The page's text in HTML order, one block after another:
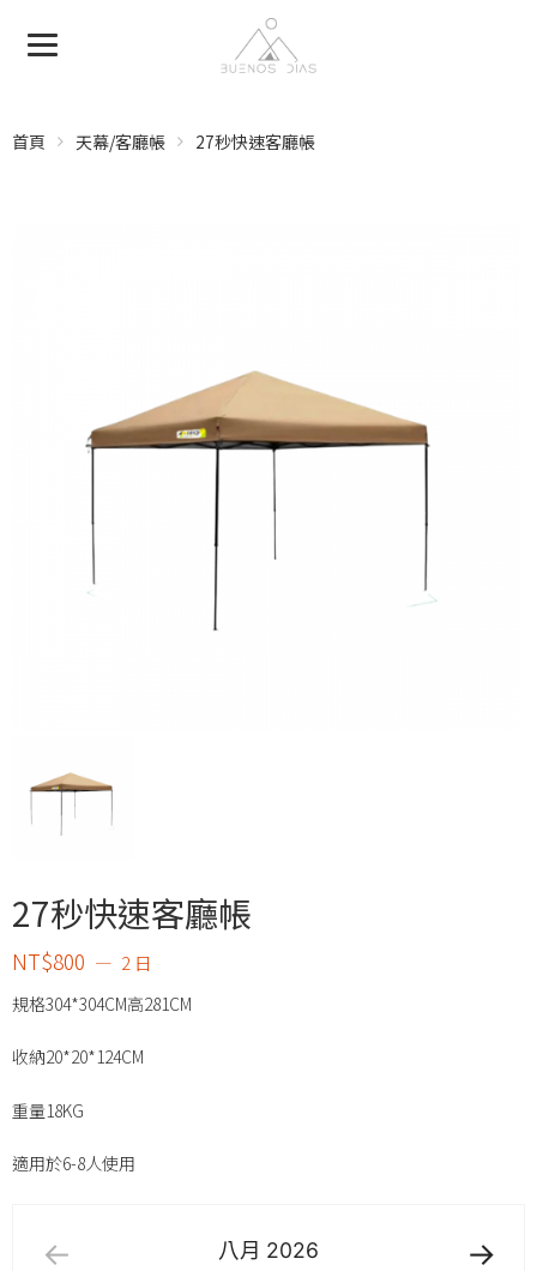
首頁 天幕/客廳帳 27秒快速客廳帳
27秒快速客廳帳
NT$800 2 日
規格304*304CM高281CM
收納20*20*124CM
重量18KG
適用於6-8人使用
八月 2026